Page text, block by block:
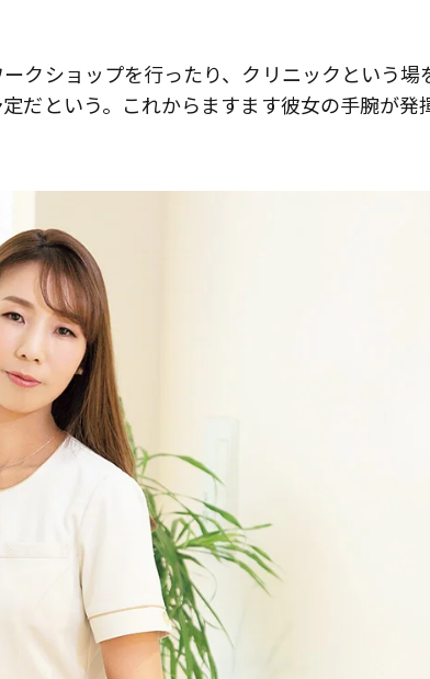
クショップを行ったり、クリニックという場
だという。これからますます彼女の手腕が発